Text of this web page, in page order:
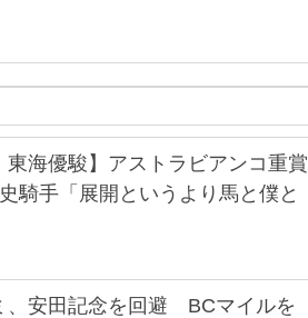
海優駿】アストラビアンコ重賞
騎手「展開というより馬と僕と
、安田記念を回避 BCマイルを